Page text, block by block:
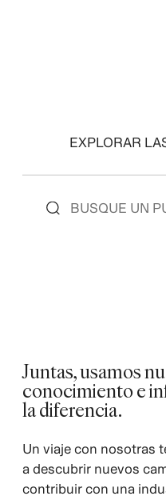
EXPLORAR
Juntas, usamos
conocimiento e
la diferencia.
Un viaje con nosotras
a descubrir nuevos
contribuir con una